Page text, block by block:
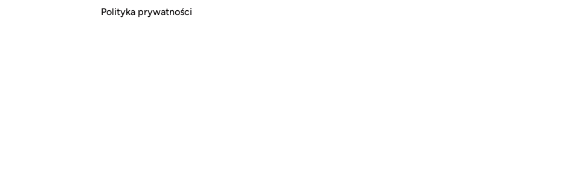
Polityka prywatności